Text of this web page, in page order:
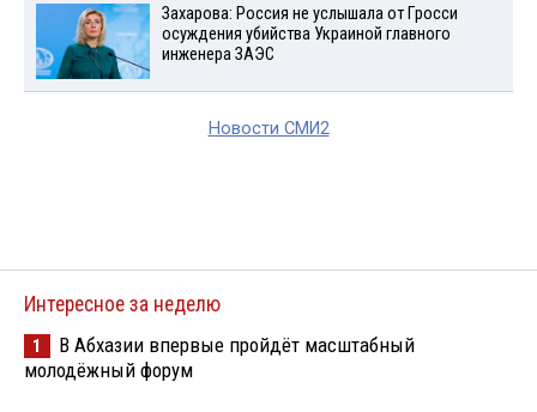
Захарова: Россия не услышала от Гросси
осуждения убийства Украиной главного
инженера ЗАЭС
Новости СМИ2
Интересное за неделю
1
В Абхазии впервые пройдёт масштабный
молодёжный форум